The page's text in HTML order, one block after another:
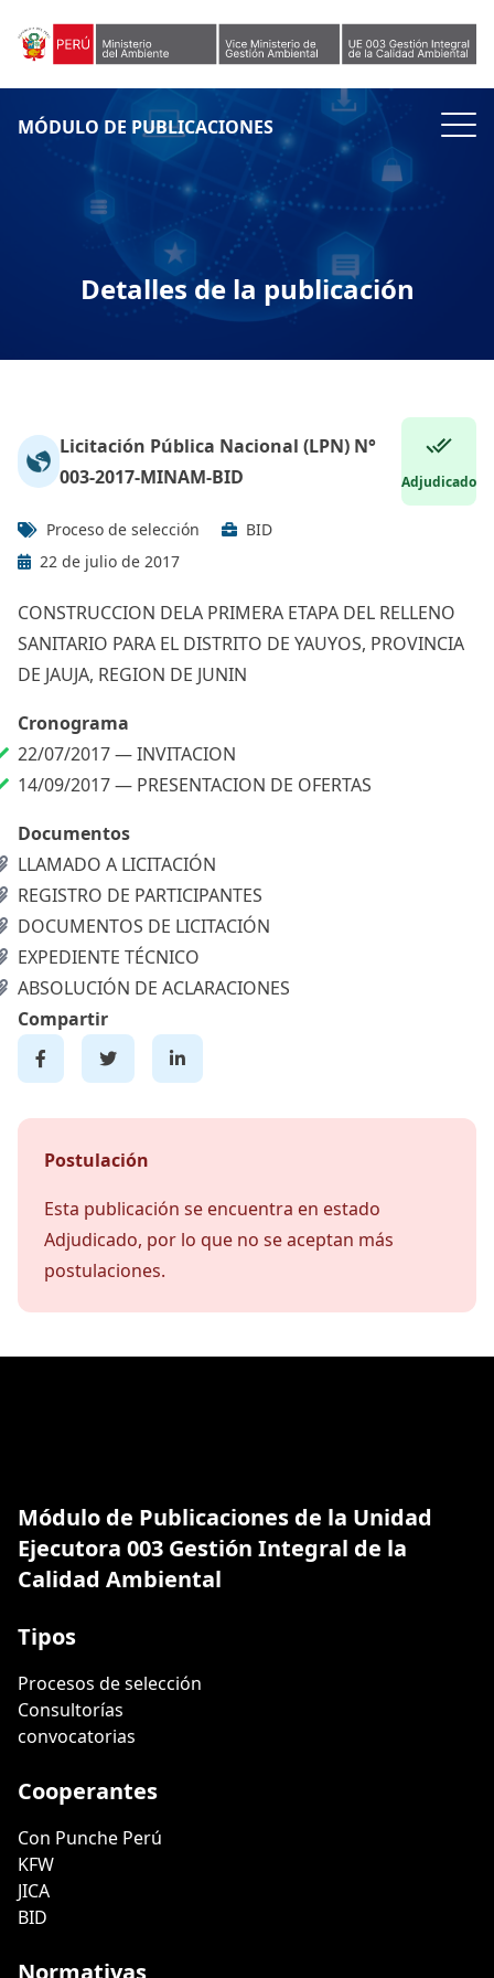
MÓDULO DE PUBLICACIONES
Detalles de la publicación
Licitación Pública Nacional (LPN) N°
003-2017-MINAM-BID
Adjudicado
Proceso de selección
BID
22 de julio de 2017
CONSTRUCCION DELA PRIMERA ETAPA DEL RELLENO
SANITARIO PARA EL DISTRITO DE YAUYOS, PROVINCIA
DE JAUJA, REGION DE JUNIN
Cronograma
22/07/2017 —INVITACION
14/09/2017 — PRESENTACION DE OFERTAS
Documentos
LLAMADO A LICITACIÓN
REGISTRO DE PARTICIPANTES
DOCUMENTOS DE LICITACIÓN
EXPEDIENTE TÉCNICO
ABSOLUCIÓN DE ACLARACIONES
Compartir
Postulación
Esta publicación se encuentra en estado
Adjudicado, por lo que no se aceptan más
postulaciones.
Módulo de Publicaciones de la Unidad
Ejecutora 003 Gestión Integral de la
Calidad Ambiental
Tipos
Procesos de selección
Consultorías
convocatorias
Cooperantes
Con Punche Perú
KFW
JICA
BID
Normativas